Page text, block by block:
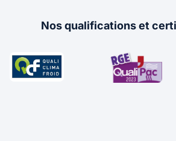
Nos qualifications et